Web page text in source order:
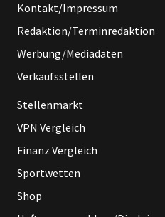
Kontakt/Impressum
Redaktion/Terminredaktion
Werbung/Mediadaten
Verkaufsstellen
Stellenmarkt
VPN Vergleich
Finanz Vergleich
Sportwetten
Shop